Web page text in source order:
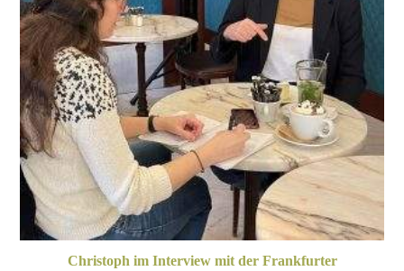
Christoph im Interview mit der Frankfurter